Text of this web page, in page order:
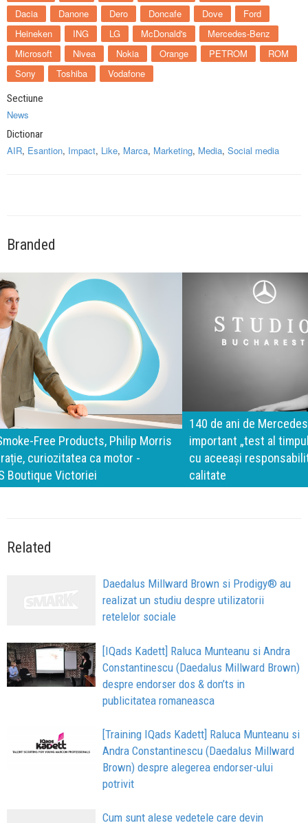
Dacia
Danone Dero Doncafe Dove
Ford
Heineken
ING LG McDonald's
Mercedes-Benz
Microsoft
Nivea Nokia Orange PETROM
ROM
Sony
Toshiba Vodafone
Sectiune
News
Dictionar
AIR, Esantion, Impact, Like, Marca, Marketing, Media, Social media
Branded
140 de ani de Mercedes-Benz. Ramona Pîrlog: Cel mai
important „test al timpului” este să inovăm constant, dar
cu aceeași responsabilitate față de oameni, siguranță și
calitate
Related
Daedalus Millward Brown si Prodigy® au
realizat un studiu despre utilizatorii
retelelor sociale
[IQads Kadett] Raluca Munteanu si Andra
Constantinescu (Daedalus Millward Brown)
despre endorser dos & don’ts in
publicitatea romaneasca
[Training IQads Kadett] Raluca Munteanu si
Andra Constantinescu (Daedalus Millward
Brown) despre alegerea endorser-ului
potrivit
Cum sunt alese vedetele care devin